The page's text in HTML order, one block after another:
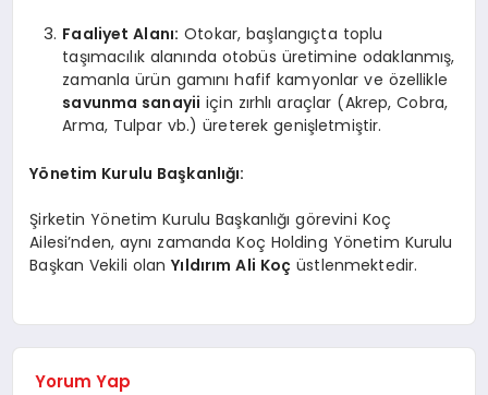
Faaliyet Alanı: Otokar, başlangıçta toplu
taşımacılık alanında otobüs üretimine odaklanmış,
zamanla ürün gamını hafif kamyonlar ve özellikle
savunma sanayii için zırhlı araçlar (Akrep, Cobra,
Arma, Tulpar vb.) üreterek genişletmiştir.
Yönetim Kurulu Başkanlığı:
Şirketin Yönetim Kurulu Başkanlığı görevini Koç
Ailesi’nden, aynı zamanda Koç Holding Yönetim Kurulu
Başkan Vekili olanYıldırım Ali Koç üstlenmektedir.
Yorum Yap